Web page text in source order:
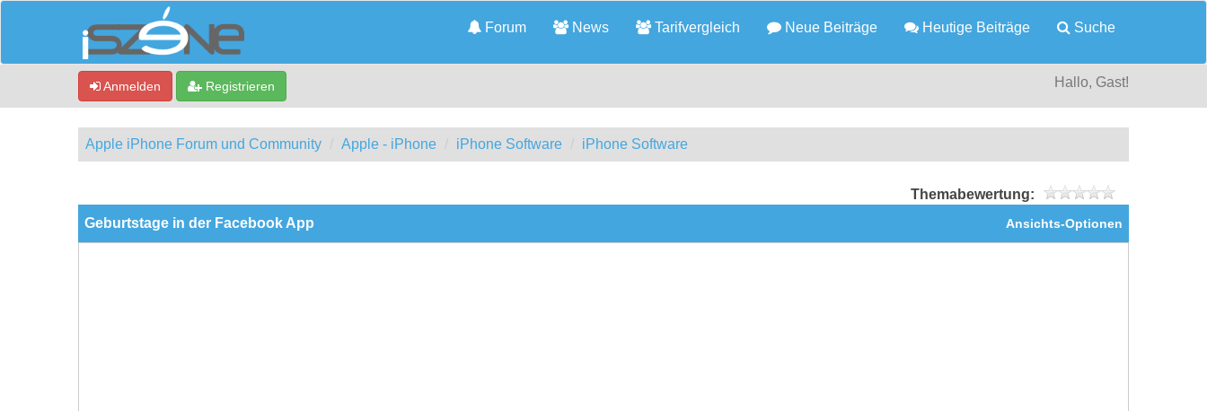
Forum News Tarifvergleich Neue Beiträge Heutige Beiträge Suche
Anmelden Registrieren Hallo, Gast!
Apple iPhone Forum und Community Apple - iPhone iPhone Software iPhone Software
Themabewertung:
Ansichts-Optionen
Geburtstage in der Facebook App